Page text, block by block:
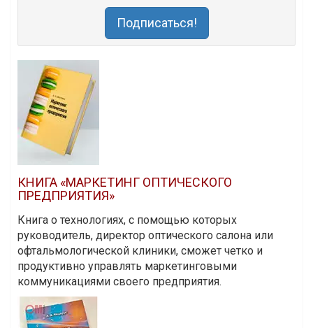
Подписаться!
КНИГА «МАРКЕТИНГ ОПТИЧЕСКОГО
ПРЕДПРИЯТИЯ»
Книга о технологиях, с помощью которых
руководитель, директор оптического салона или
офтальмологической клиники, сможет четко и
продуктивно управлять маркетинговыми
коммуникациями своего предприятия.